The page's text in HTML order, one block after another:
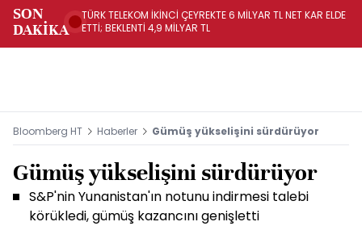
SON
DAKİKA
TÜRK TELEKOM İKİNCİ ÇEYREKTE 6 MİLYAR TL NET KAR ELDE
ETTİ; BEKLENTİ 4,9 MİLYAR TL
Bloomberg HT Haberler Gümüş yükselişini sürdürüyor
Gümüş yükselişini sürdürüyor
S&P'nin Yunanistan'ın notunu indirmesi talebi
körükledi, gümüş kazancını genişletti